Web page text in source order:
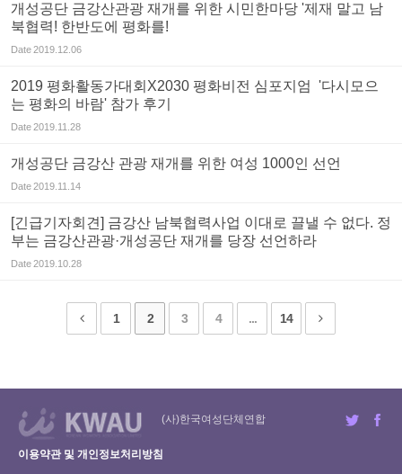
개성공단 금강산관광 재개를 위한 시민한마당 '제재 말고 남
북협력! 한반도에 평화를!
Date2019.12.06
2019 평화활동가대회X2030 평화비전 심포지엄 '다시모으
는 평화의 바람' 참가 후기
Date2019.11.28
개성공단 금강산 관광 재개를 위한 여성 1000인 선언
Date2019.11.14
[긴급기자회견] 금강산 남북협력사업 이대로 끌낼 수 없다. 정
부는 금강산관광·개성공단 재개를 당장 선언하라
Date2019.10.28
1 2 3 4 ... 14
(사)한국여성단체연합
이용약관 및 개인정보처리방침